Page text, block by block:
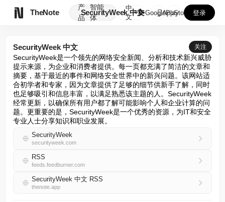
TheNote
产
品
智能
体
SecurityWeek 中文
中
文
GooglePlay
AppStore 登录
SecurityWeek 中文 关注
SecurityWeek是一个领先的网络安全新闻、分析和技术新兴威胁
提示来源，为企业和消费者提供。每一页都充满了简洁的文章和
摘要，基于最近的事件和网络安全世界中的新兴问题。该网站适
合初学者和专家，因为文章提供了足够的细节供新手了解，同时
也足够吸引和信息丰富，以满足熟悉该主题的人。SecurityWeek
经常更新，以确保所有用户都了解可能影响个人和企业计算的问
题。更重要的是，SecurityWeek是一个优秀的资源，为IT和安全
专业人士分享知识和职业发展。
SecurityWeek
securityweek.com
RSS
feeds.feedburner.com
SecurityWeek 中文 RSS
thenote.app